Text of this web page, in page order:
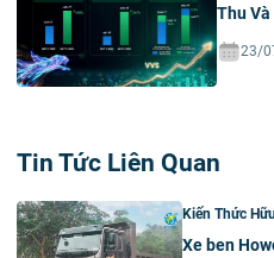
Thu
23/
Tin Tức Liên Quan
Kiến Thức
Xe ben